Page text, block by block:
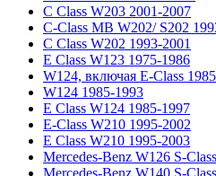
C Class W203 2001-2007
C-Class MB W202/ S202
C Class W202 1993-2001
E Class W123 1975-1986
W124, включая E-Class
W124 1985-1993
E Class W124 1985-1997
E-Class W210 1995-2002
E Class W210 1995-2003
Mercedes-Benz W126 S-